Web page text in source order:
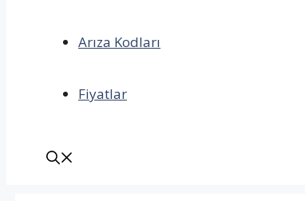
Arıza Kodları
Fiyatlar